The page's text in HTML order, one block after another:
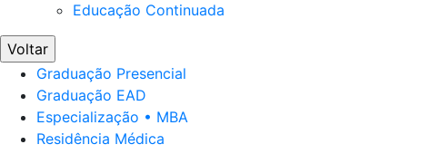
Educação Continuada
Voltar
Graduação Presencial
Graduação EAD
Especialização • MBA
Residência Médica